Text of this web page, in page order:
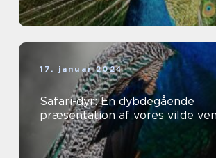
17. januar 2024
Safari-dyr: En dybdegående
præsentation af vores vilde